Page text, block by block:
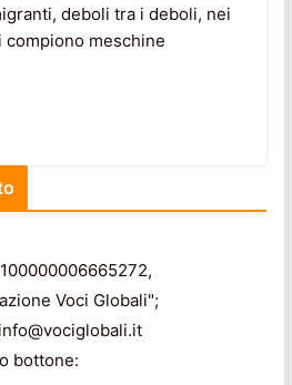
deboli tra i deboli, nei
meschine
Voci Globali";
bottone: